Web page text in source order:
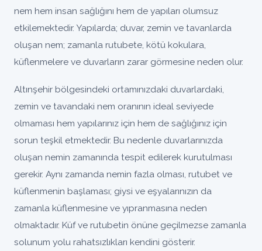
nem hem insan sağlığını hem de yapıları olumsuz
etkilemektedir. Yapılarda; duvar, zemin ve tavanlarda
oluşan nem; zamanla rutubete, kötü kokulara,
küflenmelere ve duvarların zarar görmesine neden olur.
Altınşehir bölgesindeki ortamınızdaki duvarlardaki,
zemin ve tavandaki nem oranının ideal seviyede
olmaması hem yapılarınız için hem de sağlığınız için
sorun teşkil etmektedir. Bu nedenle duvarlarınızda
oluşan nemin zamanında tespit edilerek kurutulması
gerekir. Aynı zamanda nemin fazla olması, rutubet ve
küflenmenin başlaması; giysi ve eşyalarınızın da
zamanla küflenmesine ve yıpranmasına neden
olmaktadır. Küf ve rutubetin önüne geçilmezse zamanla
solunum yolu rahatsızlıkları kendini gösterir.